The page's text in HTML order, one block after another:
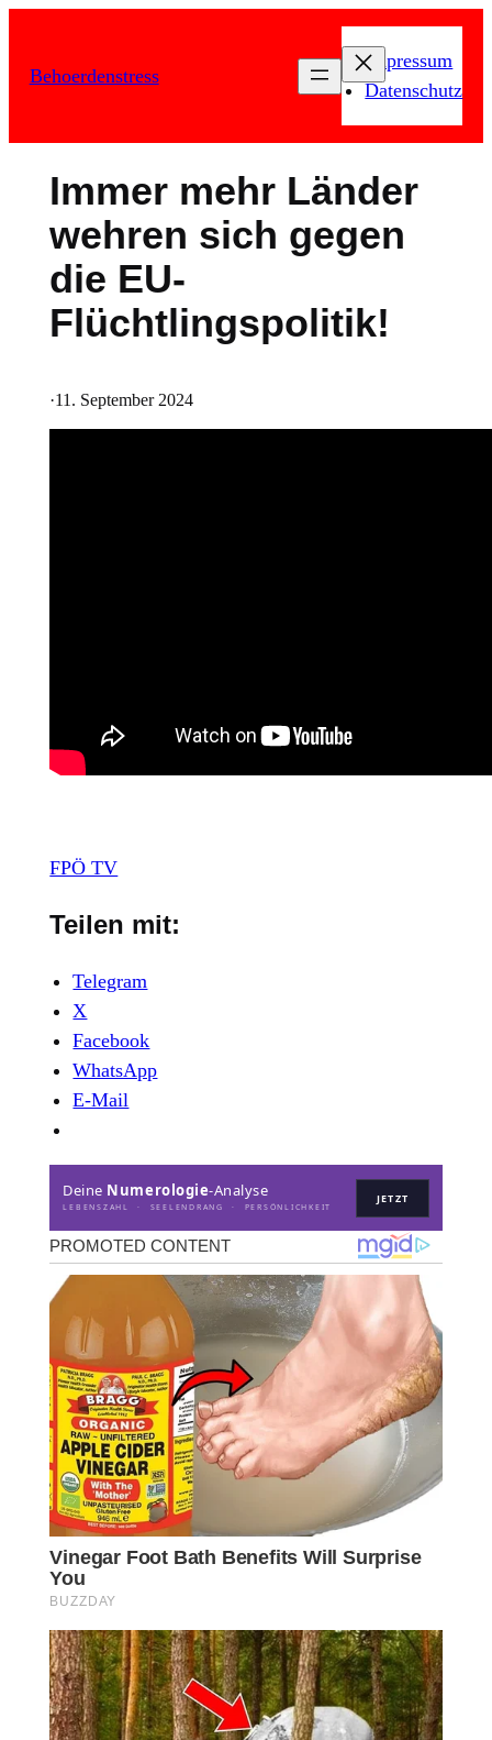
springen
Behoerdenstress
Impressum
Datenschutz
Immer mehr Länder
wehren sich gegen
die EU-
Flüchtlingspolitik!
·11. September 2024
FPÖ TV
Teilen mit:
Telegram
X
Facebook
WhatsApp
E-Mail
Deine Numerologie-Analyse
LEBENSZAHL · SEELENDRANG · PERSÖNLICHKEIT
JETZT